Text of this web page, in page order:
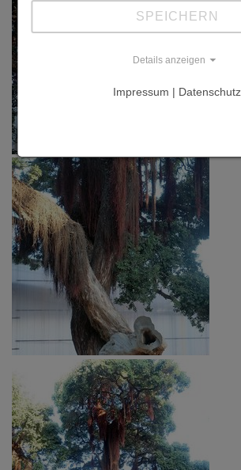
SPEICHERN
Details anzeigen
Impressum | Datenschutz